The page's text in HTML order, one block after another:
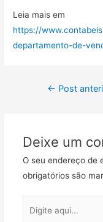
Leia mais em
https://
departamento-de-
← Post
Deixe um
O seu endereço de
obrigatórios são